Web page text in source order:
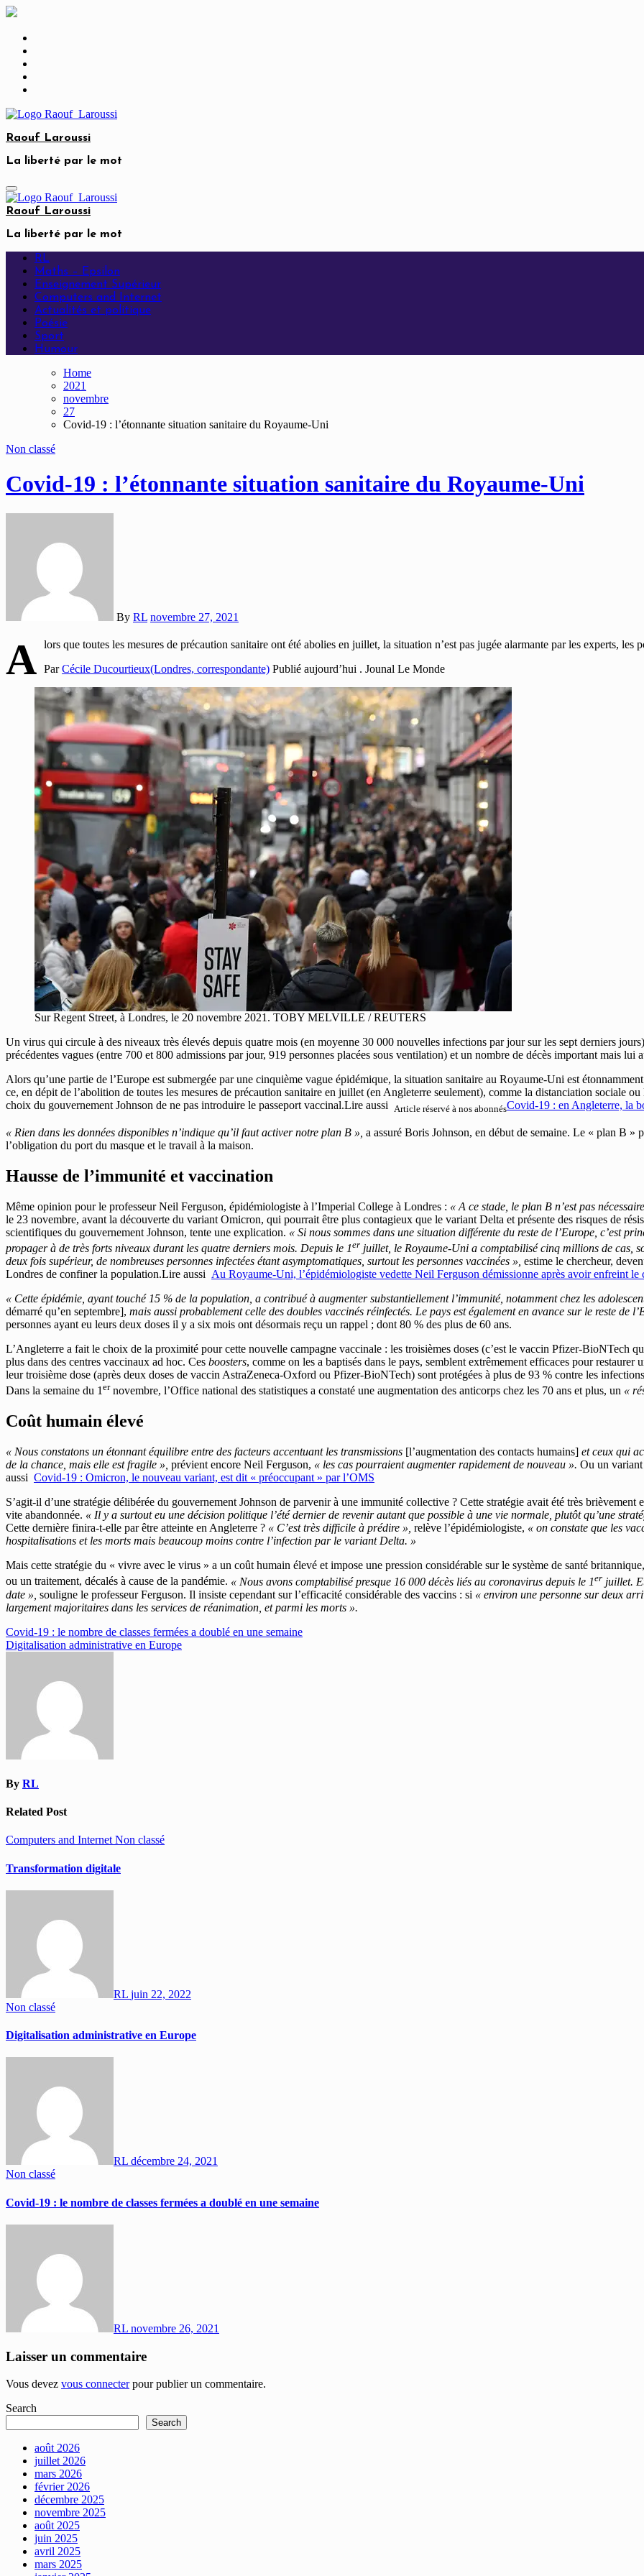
Skip
content
Raouf Laroussi
La liberté par le mot
Raouf Laroussi
La liberté par le mot
RL
Maths – Epsilon
Enseignement Supérieur
Computers and Internet
Actualités et politique
Poésie
Sport
Humour
Home
2021
novembre
27
Covid-19 : l’étonnante situation sanitaire du Royaume-Uni
Non classé
Covid-19 : l’étonnante situation sanitaire du Royaume-Uni
By RL novembre 27, 2021
A lors que toutes les mesures de précaution sanitaire ont été abolies en juillet, la situation n’est pas jugée alarmante par les experts, les
ParCécile Ducourtieux(Londres, correspondante) Publié aujourd’hui . Jounal Le Monde
Sur Regent Street, à Londres, le 20 novembre 2021. TOBY MELVILLE / REUTERS
Un virus qui circule à des niveaux très élevés depuis quatre mois (en moyenne 30 000 nouvelles infections par jour sur les sept derniers
précédentes vagues (entre 700 et 800 admissions par jour, 919 personnes placées sous ventilation) et un nombre de décès important mais
Alors qu’une partie de l’Europe est submergée par une cinquième vague épidémique, la situation sanitaire au Royaume-Uni est
ce, en dépit de l’abolition de toutes les mesures de précaution sanitaire en juillet (en Angleterre seulement), comme la distanciation sociale
choix du gouvernement Johnson de ne pas introduire le passeport vaccinal.Lire aussi
Article réservé à nos abonnésCovid-19 : en Angleterre, la
« Rien dans les données disponibles n’indique qu’il faut activer notre plan B », a assuré Boris Johnson, en début de semaine. Le « plan B »
l’obligation du port du masque et le travail à la maison.
Hausse de l’immunité et vaccination
Même opinion pour le professeur Neil Ferguson, épidémiologiste à l’Imperial College à Londres : « A ce stade, le plan B n’est pas
le 23 novembre, avant la découverte du variant Omicron, qui pourrait être plus contagieux que le variant Delta et présente des risques de
scientifiques du gouvernement Johnson, tente une explication. « Si nous sommes dans une situation différente du reste de l’Europe, c’est
propager à de très forts niveaux durant les quatre derniers mois. Depuis le 1er juillet, le Royaume-Uni a comptabilisé cinq millions de cas,
deux fois supérieur, de nombreuses personnes infectées étant asymptomatiques, surtout les personnes vaccinées », estime le chercheur,
Londres de confiner la population.Lire aussi Au Royaume-Uni, l’épidémiologiste vedette Neil Ferguson démissionne après avoir enfreint le
« Cette épidémie, ayant touché 15 % de la population, a contribué à augmenter substantiellement l’immunité, notamment chez les
démarré qu’en septembre], mais aussi probablement celle des doubles vaccinés réinfectés. Le pays est également en avance sur le reste de
personnes ayant eu leurs deux doses il y a six mois ont désormais reçu un rappel ; dont 80 % des plus de 60 ans.
L’Angleterre a fait le choix de la proximité pour cette nouvelle campagne vaccinale : les troisièmes doses (c’est le vaccin Pfizer-BioNTech
plus dans des centres vaccinaux ad hoc. Ces boosters, comme on les a baptisés dans le pays, semblent extrêmement efficaces pour
leur troisième dose (après deux doses de vaccin AstraZeneca-Oxford ou Pfizer-BioNTech) sont protégées à plus de 93 % contre les
Dans la semaine du 1ernovembre, l’Office national des statistiques a constaté une augmentation des anticorps chez les 70 ans et plus, un «
Coût humain élevé
« Nous constatons un étonnant équilibre entre des facteurs accentuant les transmissions [l’augmentation des contacts humains] et ceux qui
de la chance, mais elle est fragile », prévient encore Neil Ferguson, « les cas pourraient augmenter rapidement de nouveau ». Ou un
aussi Covid-19 : Omicron, le nouveau variant, est dit « préoccupant » par l’OMS
S’agit-il d’une stratégie délibérée du gouvernement Johnson de parvenir à une immunité collective ? Cette stratégie avait été très
vite abandonnée. « Il y a surtout eu une décision politique l’été dernier de revenir autant que possible à une vie normale, plutôt qu’une
Cette dernière finira-t-elle par être atteinte en Angleterre ? « C’est très difficile à prédire », relève l’épidémiologiste, « on constate que les
hospitalisations et les morts mais beaucoup moins contre l’infection par le variant Delta. »
Mais cette stratégie du « vivre avec le virus » a un coût humain élevé et impose une pression considérable sur le système de santé
ou un traitement, décalés à cause de la pandémie. « Nous avons comptabilisé presque 16 000 décès liés au coronavirus depuis le 1er juillet.
date », souligne le professeur Ferguson. Il insiste cependant sur l’efficacité considérable des vaccins : si « environ une personne sur deux
largement majoritaires dans les services de réanimation, et parmi les morts ».
Navigation
de
Covid-19 : le nombre de classes fermées a doublé en une semaine
Digitalisation administrative en Europe
By RL
Related Post
Computers and Internet Non classé
Transformation digitale
RL juin 22, 2022
Non classé
Digitalisation administrative en Europe
RL décembre 24, 2021
Non classé
Covid-19 : le nombre de classes fermées a doublé en une semaine
RL novembre 26, 2021
Laisser un commentaire
Vous devez vous connecterpour publier un commentaire.
Search
Search
août 2026
juillet 2026
mars 2026
février 2026
décembre 2025
novembre 2025
août 2025
juin 2025
avril 2025
mars 2025